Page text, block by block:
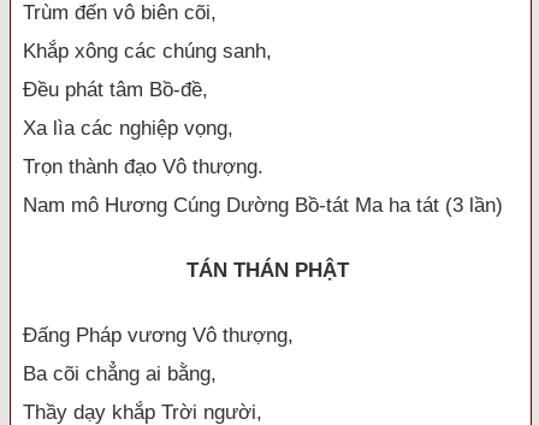
Trùm đến vô biên cõi,
Khắp xông các chúng sanh,
Đều phát tâm Bồ-đề,
Xa lìa các nghiệp vọng,
Trọn thành đạo Vô thượng.
Nam mô Hương Cúng Dường Bồ-tát Ma ha tát (3 lần)
TÁN THÁN PHẬT
Đấng Pháp vương Vô thượng,
Ba cõi chẳng ai bằng,
Thầy dạy khắp Trời người,